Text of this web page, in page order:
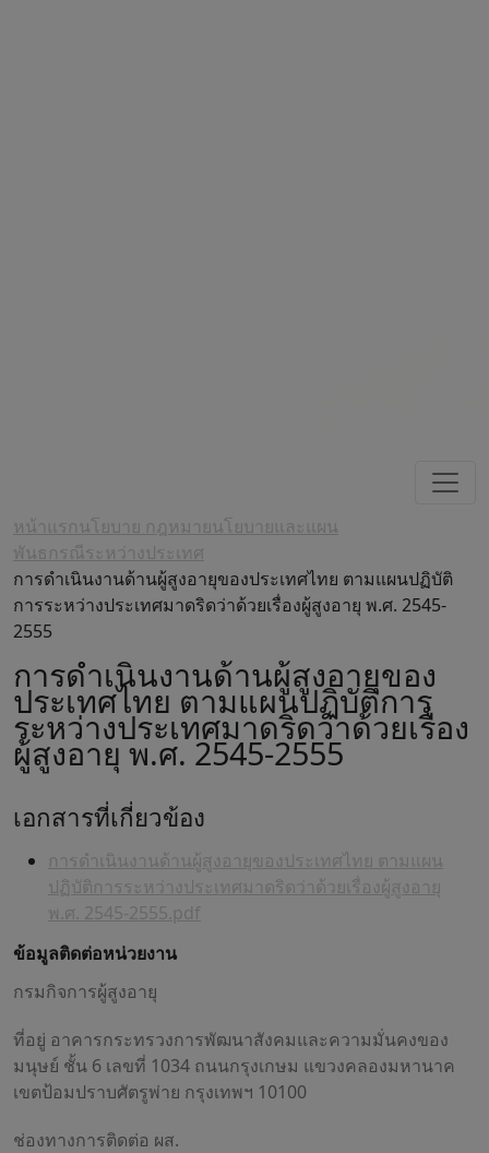
หน้าแรกนโยบาย กฎหมายนโยบายและแผน
พันธกรณีระหว่างประเทศ
การดำเนินงานด้านผู้สูงอายุของประเทศไทย ตามแผนปฏิบัติ
การระหว่างประเทศมาดริดว่าด้วยเรื่องผู้สูงอายุ พ.ศ. 2545-
2555
การดำเนินงานด้านผู้สูงอายุของ
ประเทศไทย ตามแผนปฏิบัติการ
ระหว่างประเทศมาดริดว่าด้วยเรื่อง
ผู้สูงอายุ พ.ศ. 2545-2555
เอกสารที่เกี่ยวข้อง
การดำเนินงานด้านผู้สูงอายุของประเทศไทย ตามแผน
ปฏิบัติการระหว่างประเทศมาดริดว่าด้วยเรื่องผู้สูงอายุ
พ.ศ. 2545-2555.pdf
ข้อมูลติดต่อหน่วยงาน
กรมกิจการผู้สูงอายุ
ที่อยู่ อาคารกระทรวงการพัฒนาสังคมและความมั่นคงของ
มนุษย์ ชั้น 6 เลขที่ 1034 ถนนกรุงเกษม แขวงคลองมหานาค
เขตป้อมปราบศัตรูพ่าย กรุงเทพฯ 10100
ช่องทางการติดต่อ ผส.